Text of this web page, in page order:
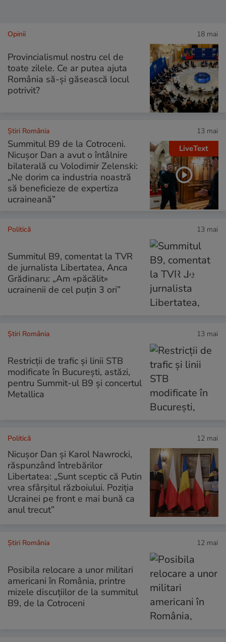
Opinii 18 mai
Provincialismul nostru cel de
toate zilele. Ce ar putea ajuta
România să-și găsească locul
potrivit?
LiveText
Știri România 13 mai
Summitul B9 de la Cotroceni.
Nicușor Dan a avut o întâlnire
bilaterală cu Volodimir Zelenski:
„Ne dorim ca industria noastră
să beneficieze de expertiza
ucraineană”
Politică 13 mai
Summitul B9, comentat la TVR
de jurnalista Libertatea, Anca
Grădinaru: „Am «păcălit»
ucrainenii de cel puțin 3 ori”
Știri România 13 mai
Restricții de trafic și linii STB
modificate în București, astăzi,
pentru Summit-ul B9 și concertul
Metallica
Politică 12 mai
Nicușor Dan și Karol Nawrocki,
răspunzând întrebărilor
Libertatea: „Sunt sceptic că Putin
vrea sfârșitul războiului. Poziția
Ucrainei pe front e mai bună ca
anul trecut”
Știri România 12 mai
Posibila relocare a unor militari
americani în România, printre
mizele discuțiilor de la summitul
B9, de la Cotroceni